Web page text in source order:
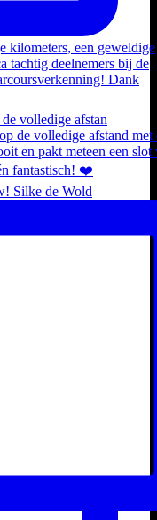
volledige afstan
Silke de Wold